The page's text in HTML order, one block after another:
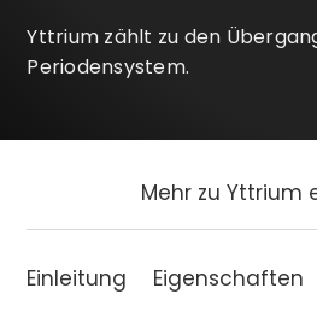
Yttrium zählt zu den
Periodensystem.
Mehr zu Yttrium
Einleitung Eigenschaften